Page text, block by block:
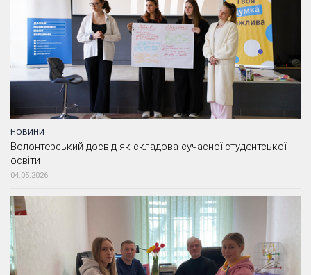
НОВИНИ
Волонтерський досвід як складова сучасної студентської
освіти
04.05.2026